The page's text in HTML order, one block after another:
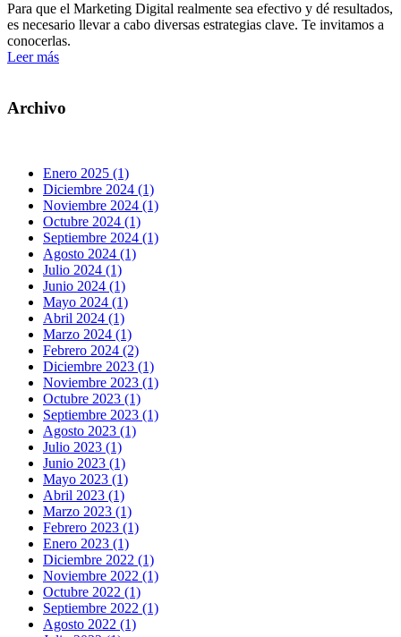
Para que el Marketing Digital realmente sea efectivo y dé resultados,
es necesario llevar a cabo diversas estrategias clave. Te invitamos a
conocerlas.
Leer más
Archivo
Enero 2025 (1)
Diciembre 2024 (1)
Noviembre 2024 (1)
Octubre 2024 (1)
Septiembre 2024 (1)
Agosto 2024 (1)
Julio 2024 (1)
Junio 2024 (1)
Mayo 2024 (1)
Abril 2024 (1)
Marzo 2024 (1)
Febrero 2024 (2)
Diciembre 2023 (1)
Noviembre 2023 (1)
Octubre 2023 (1)
Septiembre 2023 (1)
Agosto 2023 (1)
Julio 2023 (1)
Junio 2023 (1)
Mayo 2023 (1)
Abril 2023 (1)
Marzo 2023 (1)
Febrero 2023 (1)
Enero 2023 (1)
Diciembre 2022 (1)
Noviembre 2022 (1)
Octubre 2022 (1)
Septiembre 2022 (1)
Agosto 2022 (1)